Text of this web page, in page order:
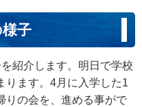
子
紹介します。明日で学校
ります。4月に入学した1
りの会を、進める事がで